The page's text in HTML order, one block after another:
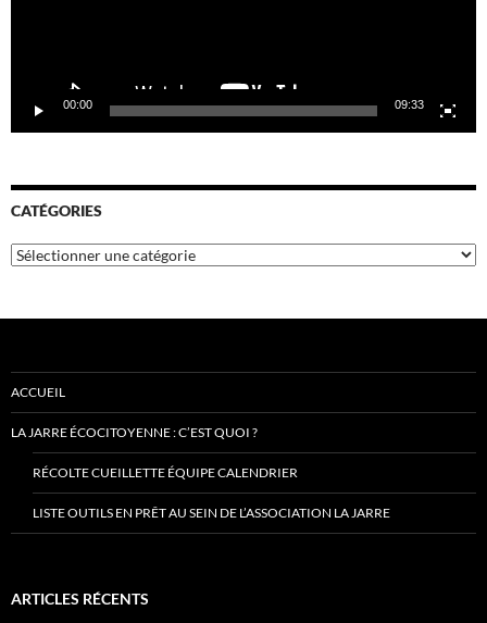
00:00 09:33
CATÉGORIES
Catégories
ACCUEIL
LA JARRE ÉCOCITOYENNE : C’EST QUOI ?
RÉCOLTE CUEILLETTE ÉQUIPE CALENDRIER
LISTE OUTILS EN PRÊT AU SEIN DE L’ASSOCIATION LA JARRE
ARTICLES RÉCENTS